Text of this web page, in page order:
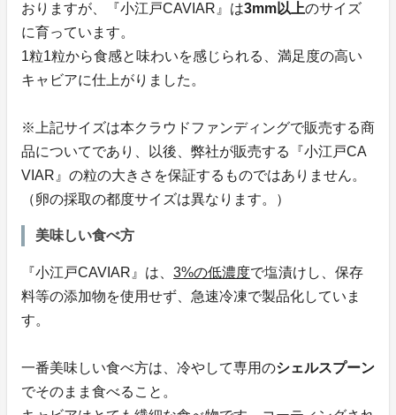
おりますが、『小江戸CAVIAR』は3mm以上のサイズ
に育っています。
1粒1粒から食感と味わいを感じられる、満足度の高い
キャビアに仕上がりました。
※上記サイズは本クラウドファンディングで販売する商
品についてであり、以後、弊社が販売する『小江戸CA
VIAR』の粒の大きさを保証するものではありません。
（卵の採取の都度サイズは異なります。）
美味しい食べ方
『小江戸CAVIAR』は、 3%の低濃度で塩漬けし、保存
料等の添加物を使用せず、急速冷凍で製品化していま
す。
一番美味しい食べ方は、冷やして専用のシェルスプーン
でそのまま食べること。